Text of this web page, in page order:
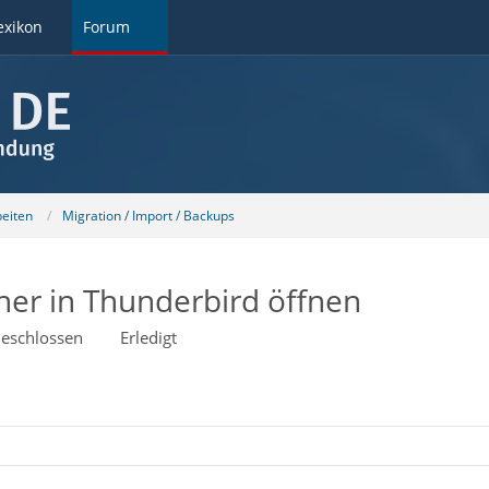
Forum
Migration / Import / Backups
in Thunderbird öffnen
Erledigt